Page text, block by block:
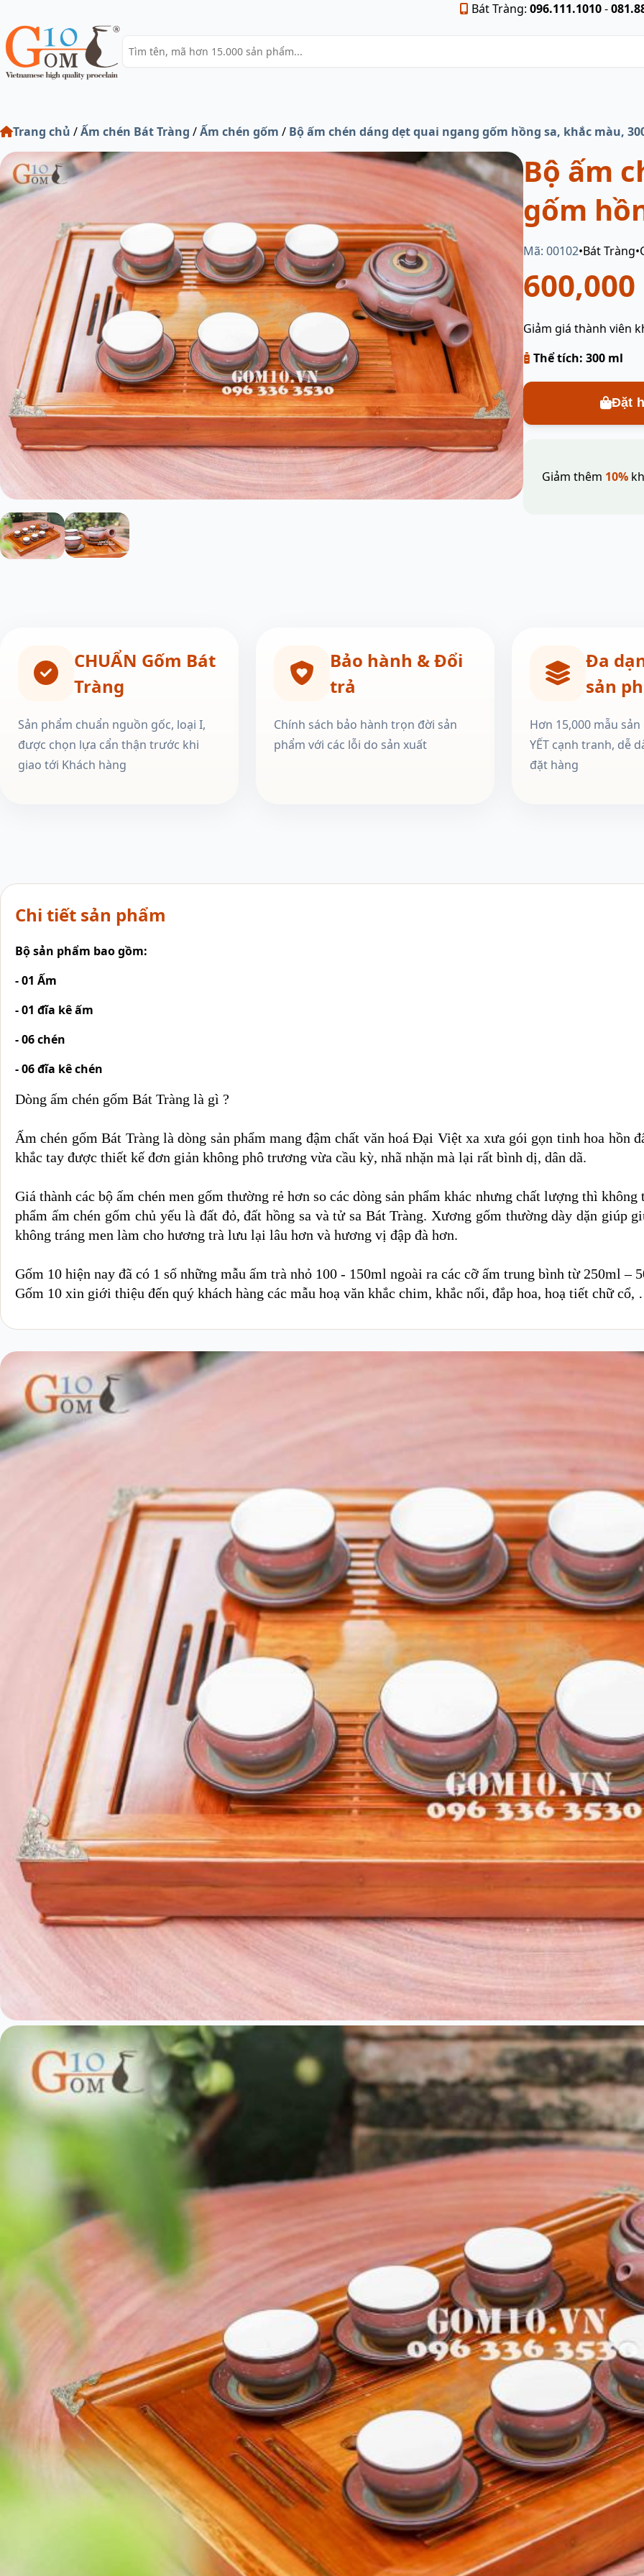
Bát Tràng: 096.111.1010-
Trang chủ /Ấm chén Bát Tràng /Ấm chén gốm / Bộ ấm chén dáng dẹt quai ngang gốm hồng sa, khắc màu,
Bộ ấm
gốm
Mã: 00102•Bát Tràng•
600,000
Giảm giá thành viên
Thể tích: 300 ml
Đặt
Giảm thêm 10%
CHUẨN Gốm Bát
Tràng
Sản phẩm chuẩn nguồn gốc, loại I,
được chọn lựa cẩn thận trước khi
giao tới Khách hàng
Bảo hành & Đổi
trả
Chính sách bảo hành trọn đời sản
phẩm với các lỗi do sản xuất
Đa
sản
Hơn 15,000 mẫu
YẾT cạnh tranh, dễ
đặt hàng
Chi tiết sản phẩm
Bộ sản phẩm bao gồm:
- 01 Ấm
- 01 đĩa kê ấm
- 06 chén
- 06 đĩa kê chén
Dòng ấm chén gốm Bát Tràng là gì ?
Ấm chén gốm Bát Tràng là dòng sản phẩm mang đậm chất văn hoá Đại Việt xa xưa gói gọn tinh hoa
khắc tay được thiết kế đơn giản không phô trương vừa cầu kỳ, nhã nhặn mà lại rất bình dị, dân dã.
Giá thành các bộ ấm chén men gốm thường rẻ hơn so các dòng sản phẩm khác nhưng chất lượng thì
phẩm ấm chén gốm chủ yếu là đất đỏ, đất hồng sa và tử sa Bát Tràng. Xương gốm thường dày dặn giúp
không tráng men làm cho hương trà lưu lại lâu hơn và hương vị đập đà hơn.
Gốm 10 hiện nay đã có 1 số những mẫu ấm trà nhỏ 100 - 150ml ngoài ra các cỡ ấm trung bình từ 250ml
Gốm 10 xin giới thiệu đến quý khách hàng các mẫu hoạ văn khắc chim, khắc nổi, đắp hoa, hoạ tiết chữ